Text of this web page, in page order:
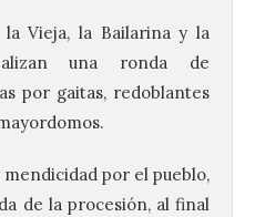
Vieja, la Bailarina y la
una ronda de
por gaitas, redoblantes
por el pueblo,
de la procesión, al final
y